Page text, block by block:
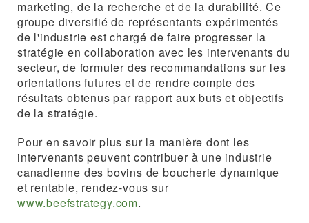
marketing, de la recherche et de la durabilité. Ce
groupe diversifié de représentants expérimentés
de l'industrie est chargé de faire progresser la
stratégie en collaboration avec les intervenants du
secteur, de formuler des recommandations sur les
orientations futures et de rendre compte des
résultats obtenus par rapport aux buts et objectifs
de la stratégie.
Pour en savoir plus sur la manière dont les
intervenants peuvent contribuer à une industrie
canadienne des bovins de boucherie dynamique
et rentable, rendez-vous sur
www.beefstrategy.com.